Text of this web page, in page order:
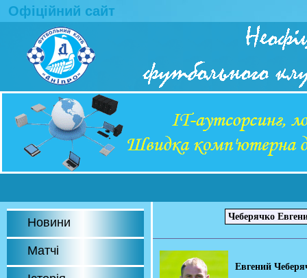
Офіційний сайт
Новини
Матчі
Евгений